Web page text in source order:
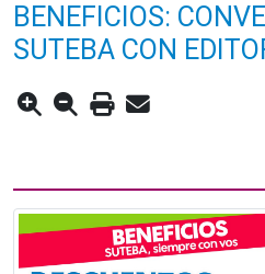
BENEFICIOS:
SUTEBA CON